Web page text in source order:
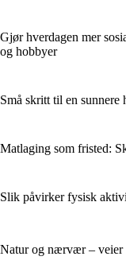
Gjør hverdagen mer
og hobbyer
Små skritt til en sunnere
Matlaging som fristed:
Slik påvirker fysisk
Natur og nærvær – veier